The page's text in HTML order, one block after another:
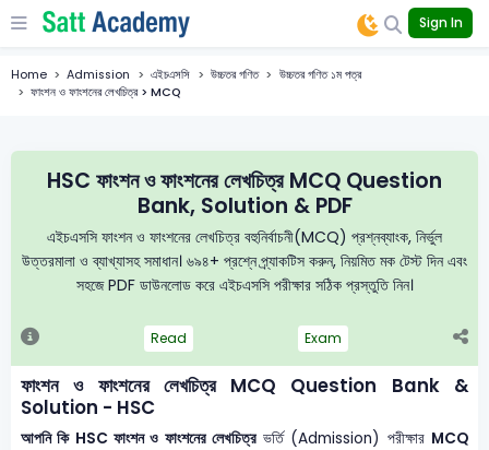
Sign In
Home Admission এইচএসসি উচ্চতর গণিত
উচ্চতর গণিত ১ম পত্র
ফাংশন ও ফাংশনের লেখচিত্র > MCQ
HSC ফাংশন ও ফাংশনের লেখচিত্র MCQ Question
Bank, Solution & PDF
এইচএসসি ফাংশন ও ফাংশনের লেখচিত্র বহুনির্বাচনী(MCQ) প্রশ্নব্যাংক, নির্ভুল
উত্তরমালা ও ব্যাখ্যাসহ সমাধান। ৬৯৪+ প্রশ্নে প্র্যাকটিস করুন, নিয়মিত মক টেস্ট দিন এবং
সহজে PDF ডাউনলোড করে এইচএসসি পরীক্ষার সঠিক প্রস্তুতি নিন।
Read Exam
ফাংশন ও ফাংশনের লেখচিত্র MCQ Question Bank &
Solution - HSC
আপনি কি HSC ফাংশন ও ফাংশনের লেখচিত্রভর্তি (Admission) পরীক্ষার MCQ